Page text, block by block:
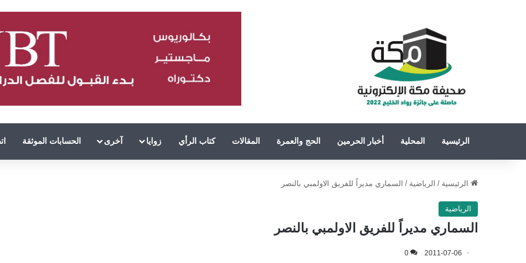
الرئيسية المحلية أخبار الحرمين الحج والعمرة المقالات كتاب الرأي زوايا آخرى الحسابات الموثقة
الرئيسية / الرياضية / السماري مديراً للفريق الاولمبي بالنصر‎
الرياضية
السماري مديراً للفريق الاولمبي بالنصر‎
2011-07-06
0